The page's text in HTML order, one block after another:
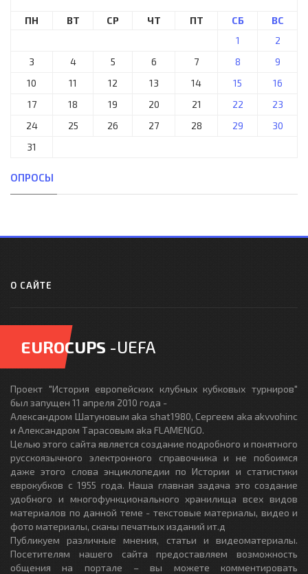
ПН ВТ СР ЧТ ПТ СБ
ВС
1
2
3
4 5 6 7 8
9
10
11 12 13 14 15
16
17
18 19 20 21 22
23
24
25 26 27 28 29
30
31
ОПРОСЫ
О САЙТЕ
EUROCUPS -UEFA
Проект "История европейских клубных кубковых турниров"
был запущен 11 апреля 2010 года -
Александром Шатуновым aka shat1980, Сергеем aka akvvohinc
и Александром Тарасовым aka FLAMENGO.
Целью этого сайта является создание подробного и понятного
русскоязычного электронного справочника и не побоимся
даже этого слова энциклопедии по Истории и статистики
еврокубков с 1955 года. Наша главная задача это создание
удобного и многофункционального хранилища всех видов
материалов по данной теме - текстовые материалы, видео и
фото материалы, сканы печатных изданий ит.д
Публикуем различные мнения, статьи и видеоматериалы.
Посетителям нашего сайта предоставляем возможность
общения на портале – вы можете комментировать